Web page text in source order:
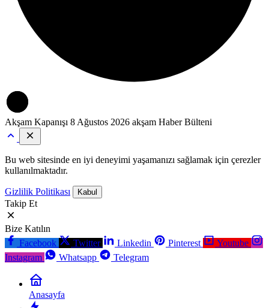
Akşam Kapanışı 8 Ağustos 2026 akşam Haber Bülteni
Bu web sitesinde en iyi deneyimi yaşamanızı sağlamak için çerezler
kullanılmaktadır.
Gizlilik Politikası Kabul
Takip Et
Bize Katılın
Facebook
Twitter Linkedin Pinterest
Youtube
Instagram
Whatsapp Telegram
Anasayfa